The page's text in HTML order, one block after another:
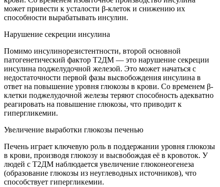
может привести к усталости β-клеток и снижению их
способности вырабатывать инсулин.
Нарушение секреции инсулина
Помимо инсулинорезистентности, второй основной
патогенетический фактор Т2ДМ — это нарушение секреции
инсулина поджелудочной железой. Это может начаться с
недостаточности первой фазы высвобождения инсулина в
ответ на повышение уровня глюкозы в крови. Со временем β-
клетки поджелудочной железы теряют способность адекватно
реагировать на повышение глюкозы, что приводит к
гипергликемии.
Увеличение выработки глюкозы печенью
Печень играет ключевую роль в поддержании уровня глюкозы
в крови, производя глюкозу и высвобождая её в кровоток. У
людей с Т2ДМ наблюдается увеличение глюконеогенеза
(образование глюкозы из неуглеводных источников), что
способствует гипергликемии.